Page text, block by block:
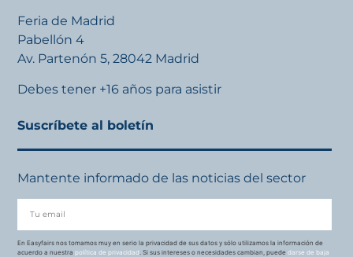
Feria de Madrid
Pabellón 4
Av. Partenón 5, 28042 Madrid
Debes tener +16 años para asistir
Suscríbete al boletín
Mantente informado de las noticias del sector
En Easyfairs nos tomamos muy en serio la privacidad de sus datos y sólo utilizamos la información de
acuerdo a nuestrapolítica de privacidad. Si sus intereses o necesidades cambian, puededarse de baja